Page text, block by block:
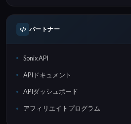
パートナー
Sonix API
APIドキュメント
APIダッシュボード
アフィリエイトプログラム